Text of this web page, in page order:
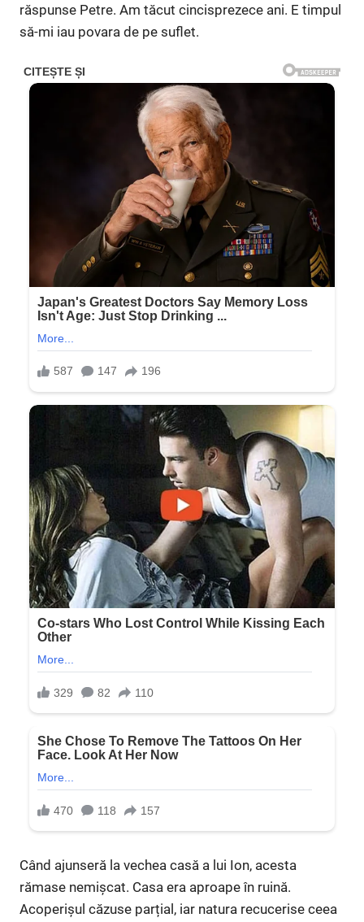
răspunse Petre. Am tăcut cincisprezece ani. E timpul
să-mi iau povara de pe suflet.
Când ajunseră la vechea casă a lui Ion, acesta
rămase nemișcat. Casa era aproape în ruină.
Acoperișul căzuse parțial, iar natura recucerise ceea